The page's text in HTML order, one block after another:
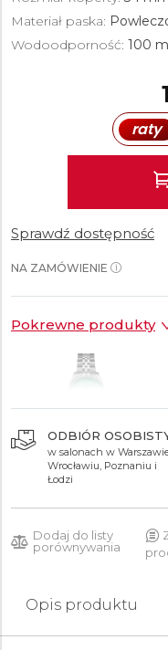
Materiał paska:
Wodoodporność: 100
raty
Sprawdź dostępność
NA ZAMÓWIENIE
Pokrewne produkty
1 650 zł
ODBIÓR
w salonach w
Wrocławiu, Poznaniu i
Łodzi
Dodaj do listy
porównywania
Opis produktu